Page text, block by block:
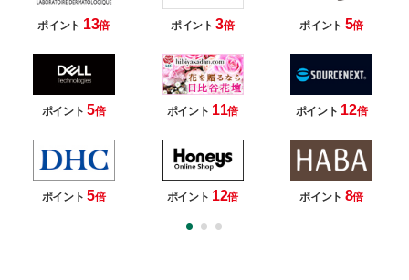
ポイント 13倍 ポイント3倍 ポイント 5倍
ポイント5倍 ポイント 11倍 ポイント 12倍
ポイント5倍 ポイント 12倍 ポイント 8倍